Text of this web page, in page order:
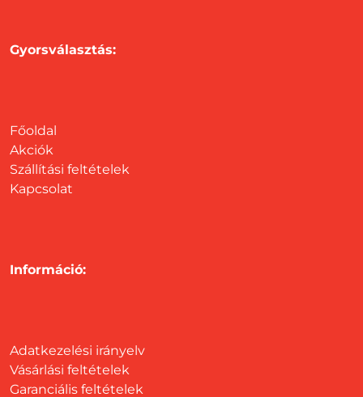
Gyorsválasztás:
Főoldal
Akciók
Szállítási feltételek
Kapcsolat
Információ:
Adatkezelési irányelv
Vásárlási feltételek
Garanciális feltételek